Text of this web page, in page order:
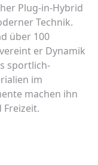
Plug-in-Hybrid
Technik.
über 100
er Dynamik
sportlich-
im
machen ihn